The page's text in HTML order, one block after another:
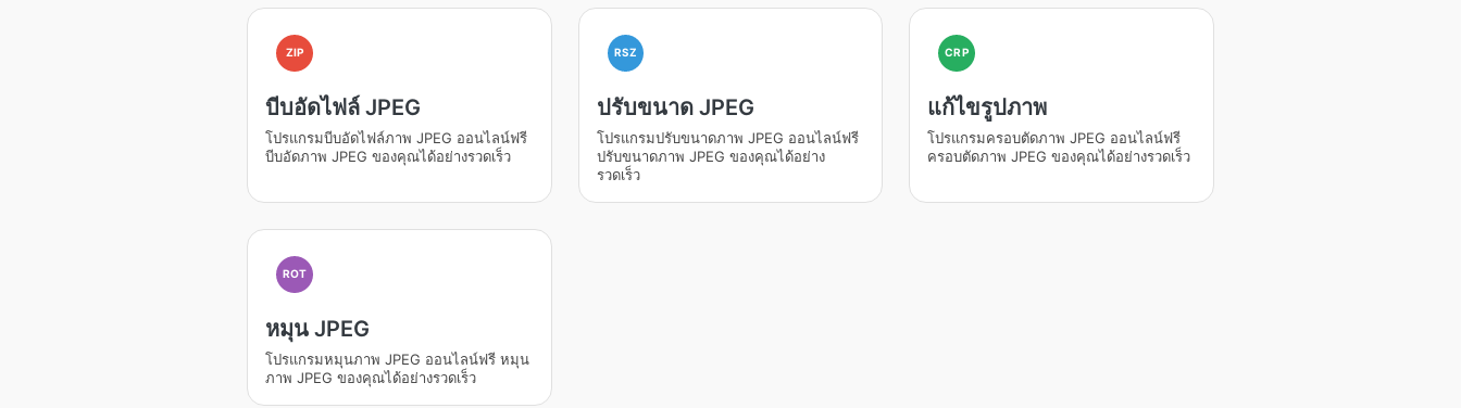
ZIP
บีบอัดไฟล์ JPEG
โปรแกรมบีบอัดไฟล์ภาพ JPEG ออนไลน์ฟรี
บีบอัดภาพ JPEG ของคุณได้อย่างรวดเร็ว
RSZ
ปรับขนาด JPEG
โปรแกรมปรับขนาดภาพ JPEG ออนไลน์ฟรี
ปรับขนาดภาพ JPEG ของคุณได้อย่าง
รวดเร็ว
CRP
แก้ไขรูปภาพ
โปรแกรมครอบตัดภาพ JPEG ออนไลน์ฟรี
ครอบตัดภาพ JPEG ของคุณได้อย่างรวดเร็ว
ROT
หมุน JPEG
โปรแกรมหมุนภาพ JPEG ออนไลน์ฟรี หมุน
ภาพ JPEG ของคุณได้อย่างรวดเร็ว